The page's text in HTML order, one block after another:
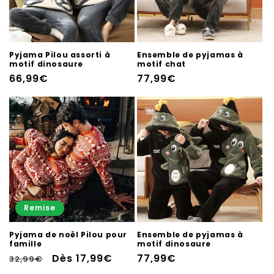
Pyjama Pilou assorti à
motif dinosaure
Prix
habituel
66,99€
Ensemble de pyjamas à
motif chat
Prix
habituel
77,99€
Remise
Pyjama de noël Pilou pour
famille
Prix
32,99€
Prix
Dès 17,99€
Ensemble de pyjamas à
motif dinosaure
Prix
77,99€